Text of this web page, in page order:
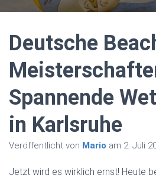
Deutsche
Spannende
in Karlsruhe
Veröffentlicht von Mario am 2. Juli
Jetzt wird es wirklich ernst! Heute